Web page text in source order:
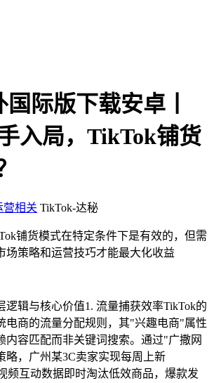
际版下载安卓丨
入局，TikTok铺货
营相关 TikTok-达秘
铺货模式在特定条件下是有效的，但需
场策略和运营技巧才能最大化收益
逻辑与核心价值1. 流量捕获效率TikTok的
电商的流量分配规则，其"兴趣电商"属性
内容匹配而非关键词搜索。通过"广撒网
略，广州某3C卖家实现每周上新
频互动数据即时淘汰低效商品，爆款发